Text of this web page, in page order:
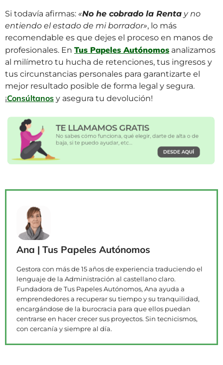
Si todavía afirmas: «No he cobrado la Renta y no
entiendo el estado de mi borrador», lo más
recomendable es que dejes el proceso en manos de
profesionales. En Tus Papeles Autónomos analizamos
al milímetro tu hucha de retenciones, tus ingresos y
tus circunstancias personales para garantizarte el
mejor resultado posible de forma legal y segura.
¡Consúltanos y asegura tu devolución!
Ana | Tus Papeles Autónomos
Gestora con más de 15 años de experiencia traduciendo el
lenguaje de la Administración al castellano claro.
Fundadora de Tus Papeles Autónomos, Ana ayuda a
emprendedores a recuperar su tiempo y su tranquilidad,
encargándose de la burocracia para que ellos puedan
centrarse en hacer crecer sus proyectos. Sin tecnicismos,
con cercanía y siempre al día.